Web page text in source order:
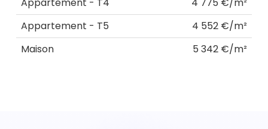
Appartement - T5
4 552 €/m²
Maison
5 342 €/m²